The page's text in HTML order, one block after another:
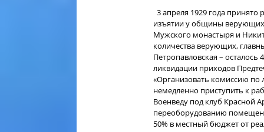
3 апреля 1929 года
изъятии у общины
Мужского монастыря и
количества верующих,
Петропавловская – осталось
ликвидации приходов
«Организовать комиссию
немедленно приступить к
Военведу под клуб Красной
переоборудованию
50% в местный бюджет от